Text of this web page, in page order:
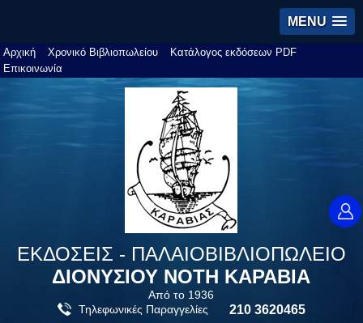
MENU
Αρχική Χρονικό Βιβλιοπωλείου
Κατάλογος εκδόσεων PDF
Επικοινωνία
ΕΚΔΟΣΕΙΣ - ΠΑΛΑΙΟΒΙΒΛΙΟΠΩΛΕΙΟ
ΔΙΟΝΥΣΙΟΥ ΝΟΤΗ ΚΑΡΑΒΙΑ
Από το 1936
Τηλεφωνικές Παραγγελίες
210 3620465